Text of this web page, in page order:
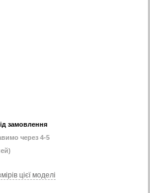
замовлення
через 4-5
цiєї моделi